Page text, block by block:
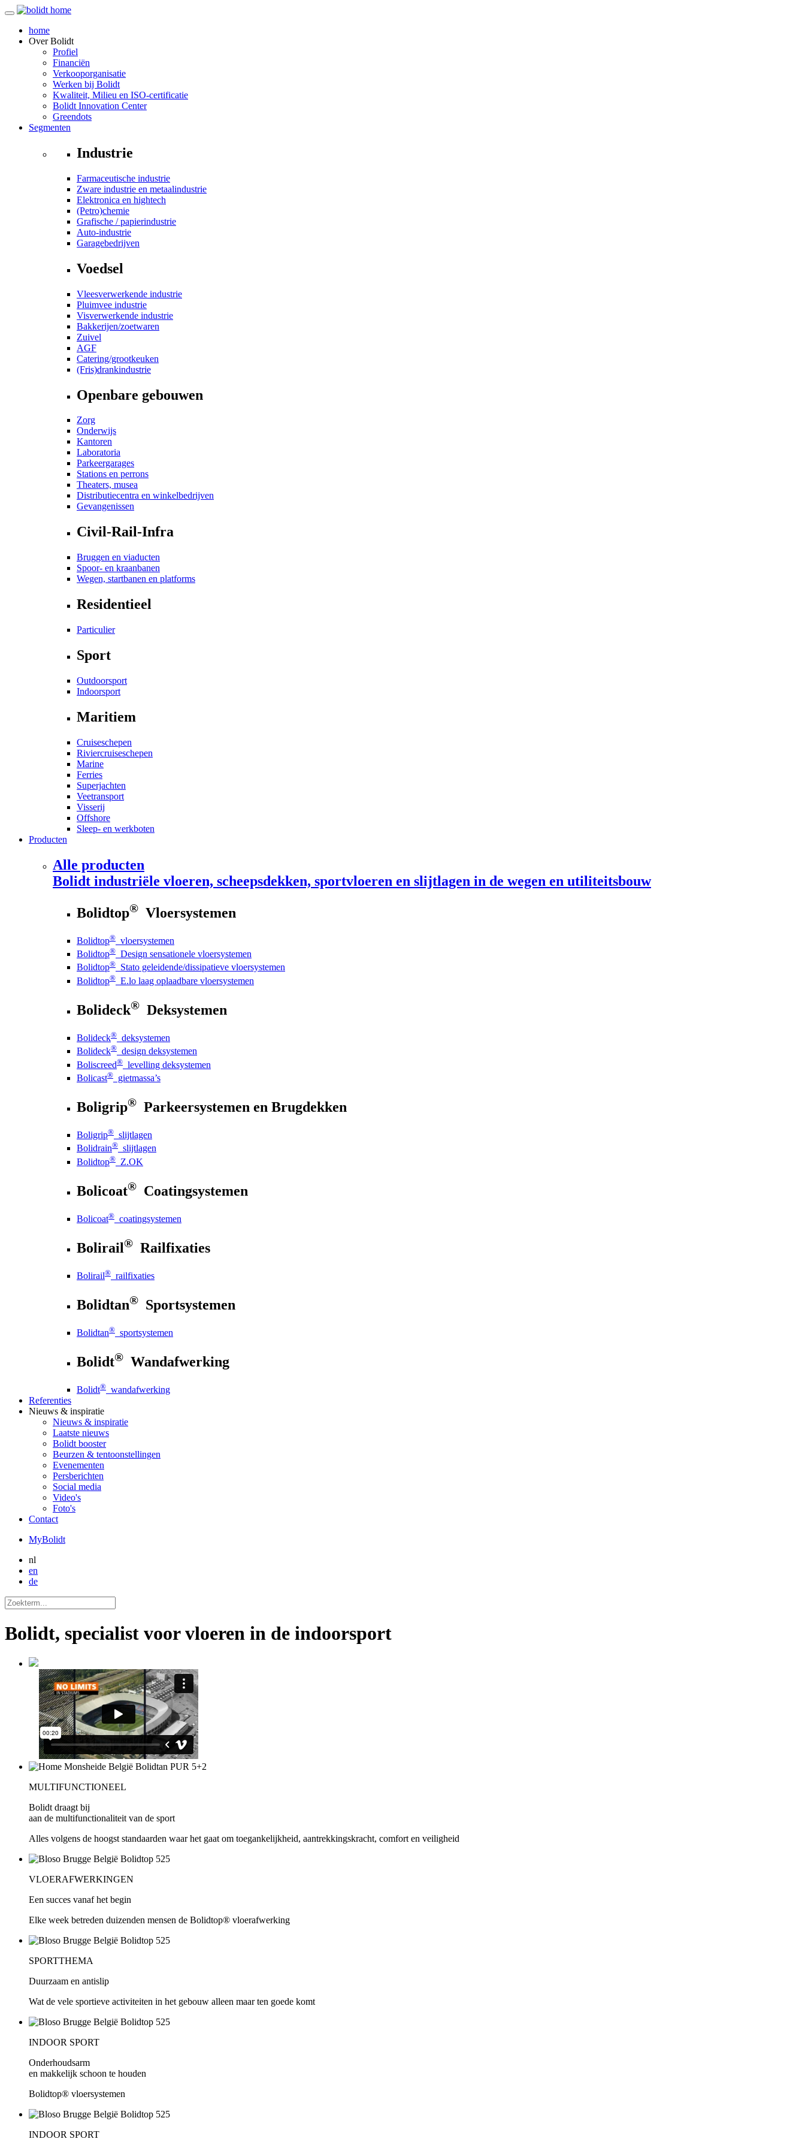
home
OverBolidt
Profiel
Financiën
Verkooporganisatie
Werken bij Bolidt
Kwaliteit, Milieu en ISO-certificatie
Bolidt Innovation Center
Greendots
Segmenten
Industrie
Farmaceutische industrie
Zware industrie en metaalindustrie
Elektronica en hightech
(Petro)chemie
Grafische / papierindustrie
Auto-industrie
Garagebedrijven
Voedsel
Vleesverwerkende industrie
Pluimvee industrie
Visverwerkende industrie
Bakkerijen/zoetwaren
Zuivel
AGF
Catering/grootkeuken
(Fris)drankindustrie
Openbare gebouwen
Zorg
Onderwijs
Kantoren
Laboratoria
Parkeergarages
Stations en perrons
Theaters, musea
Distributiecentra en winkelbedrijven
Gevangenissen
Civil-Rail-Infra
Bruggen en viaducten
Spoor- en kraanbanen
Wegen, startbanen en platforms
Residentieel
Particulier
Sport
Outdoorsport
Indoorsport
Maritiem
Cruiseschepen
Riviercruiseschepen
Marine
Ferries
Superjachten
Veetransport
Visserij
Offshore
Sleep- en werkboten
Producten
Alle producten
Bolidt industriële vloeren, scheepsdekken, sportvloeren en slijtlagen in de wegen en utiliteitsbouw
Bolidtop® Vloersystemen
Bolidtop® vloersystemen
Bolidtop® Design sensationele vloersystemen
Bolidtop® Stato geleidende/dissipatieve vloersystemen
Bolidtop® E.lo laag oplaadbare vloersystemen
Bolideck® Deksystemen
Bolideck® deksystemen
Bolideck® design deksystemen
Boliscreed® levelling deksystemen
Bolicast® gietmassa’s
Boligrip® Parkeersystemen en Brugdekken
Boligrip® slijtlagen
Bolidrain® slijtlagen
Bolidtop® Z.OK
Bolicoat® Coatingsystemen
Bolicoat® coatingsystemen
Bolirail® Railfixaties
Bolirail® railfixaties
Bolidtan® Sportsystemen
Bolidtan® sportsystemen
Bolidt® Wandafwerking
Bolidt® wandafwerking
Referenties
Nieuws & inspiratie
Nieuws & inspiratie
Laatste nieuws
Bolidt booster
Beurzen & tentoonstellingen
Evenementen
Persberichten
Social media
Video's
Foto's
Contact
MyBolidt
nl
en
de
Bolidt, specialist voor vloeren in de indoorsport
MULTIFUNCTIONEEL
Bolidt draagt bij
aan de multifunctionaliteit van de sport
Alles volgens de hoogst standaarden waar het gaat om toegankelijkheid, aantrekkingskracht, comfort en veiligheid
VLOERAFWERKINGEN
Een succes vanaf het begin
Elke week betreden duizenden mensen de Bolidtop® vloerafwerking
SPORTTHEMA
Duurzaam en antislip
Wat de vele sportieve activiteiten in het gebouw alleen maar ten goede komt
INDOOR SPORT
Onderhoudsarm
en makkelijk schoon te houden
Bolidtop® vloersystemen
INDOOR SPORT